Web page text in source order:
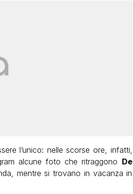
l’unico: nelle scorse ore, infatti,
alcune foto che ritraggono De
mentre si trovano in vacanza in